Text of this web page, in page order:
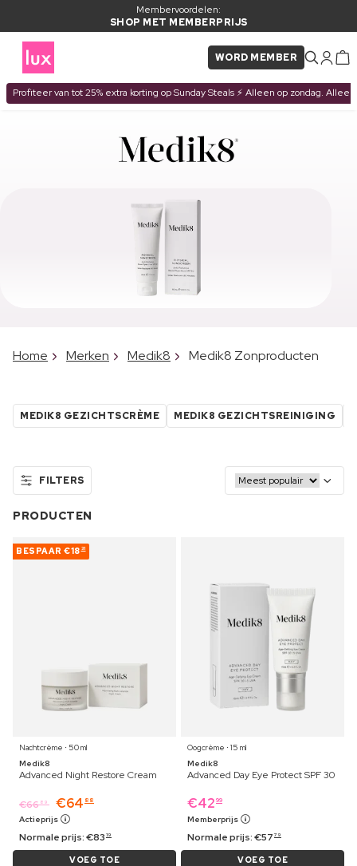
Membervoordelen:
SHOP MET MEMBERPRIJS
WORD MEMBER
Profiteer van tot 25% extra korting op Sunday Steals ⚡ Alleen op zondag.
Home Merken Medik8 Medik8 Zonproducten
MEDIK8 GEZICHTSCRÈME MEDIK8 GEZICHTSREINIGING
FILTERS
PRODUCTEN
BESPAAR €18 31
Nachtcrème ⋅ 50 ml
Medik8
Advanced Night Restore Cream
€66 89 €64 88
Actieprijs
Normale prijs:€83 19
VOEG TOE
Oogcrème ⋅ 15 ml
Medik8
Advanced Day Eye Protect SPF 30
€42 99
Memberprijs
Normale prijs:€57 79
VOEG TOE